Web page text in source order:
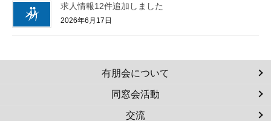
求人情報12件追加しました
2026年6月17日
有朋会について
同窓会活動
交流